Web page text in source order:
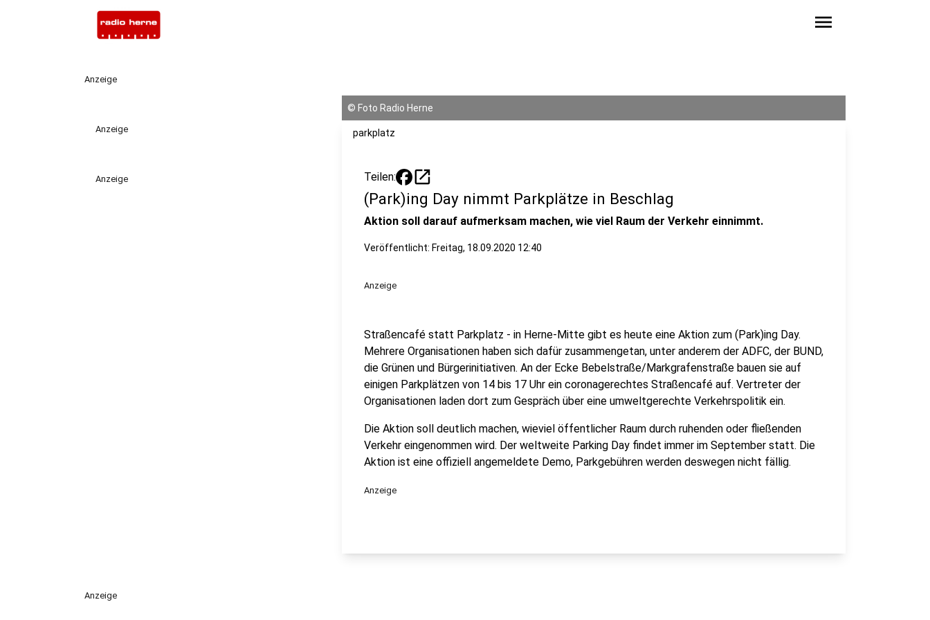
menu
Anzeige
Anzeige
Anzeige
© Foto Radio Herne
parkplatz
Teilen: open_in_new
(Park)ing Day nimmt Parkplätze in Beschlag
Aktion soll darauf aufmerksam machen, wie viel Raum der Verkehr einnimmt.
Veröffentlicht: Freitag, 18.09.2020 12:40
Anzeige
Straßencafé statt Parkplatz - in Herne-Mitte gibt es heute eine Aktion zum (Park)ing Day.
Mehrere Organisationen haben sich dafür zusammengetan, unter anderem der ADFC, der BUND,
die Grünen und Bürgerinitiativen. An der Ecke Bebelstraße/Markgrafenstraße bauen sie auf
einigen Parkplätzen von 14 bis 17 Uhr ein coronagerechtes Straßencafé auf. Vertreter der
Organisationen laden dort zum Gespräch über eine umweltgerechte Verkehrspolitik ein.
Die Aktion soll deutlich machen, wieviel öffentlicher Raum durch ruhenden oder fließenden
Verkehr eingenommen wird. Der weltweite Parking Day findet immer im September statt. Die
Aktion ist eine offiziell angemeldete Demo, Parkgebühren werden deswegen nicht fällig.
Anzeige
Anzeige